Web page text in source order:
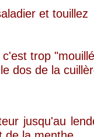
et touillez
trop
dos de la
jusqu'au